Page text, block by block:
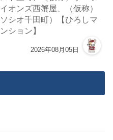
イオンズ西蟹屋、（仮称）
ソシオ千田町）【ひろしマ
ンション】
2026年08月05日